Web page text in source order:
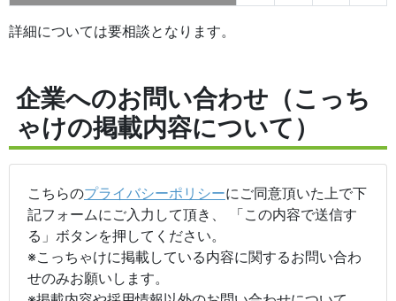
詳細については要相談となります。
企業へのお問い合わせ（こっち
ゃけの掲載内容について）
こちらのプライバシーポリシーにご同意頂いた上で下
記フォームにご入力して頂き、 「この内容で送信す
る」ボタンを押してください。
※こっちゃけに掲載している内容に関するお問い合わ
せのみお願いします。